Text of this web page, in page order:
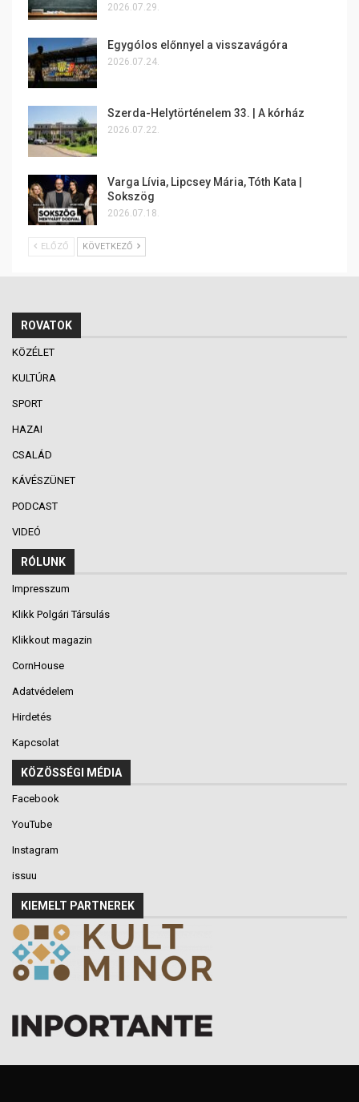
2026.07.29.
Egygólos előnnyel a visszavágóra
2026.07.24.
Szerda-Helytörténelem 33. | A kórház
2026.07.22.
Varga Lívia, Lipcsey Mária, Tóth Kata |
Sokszög
2026.07.18.
ELŐZŐ KÖVETKEZŐ
ROVATOK
KÖZÉLET
KULTÚRA
SPORT
HAZAI
CSALÁD
KÁVÉSZÜNET
PODCAST
VIDEÓ
RÓLUNK
Impresszum
Klikk Polgári Társulás
Klikkout magazin
CornHouse
Adatvédelem
Hirdetés
Kapcsolat
KÖZÖSSÉGI MÉDIA
Facebook
YouTube
Instagram
issuu
KIEMELT PARTNEREK